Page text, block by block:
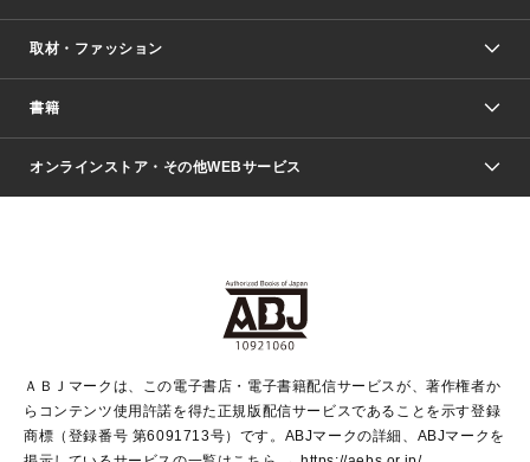
少年マンガ
Vジャンプ
ジャンプルーキー！
ジャンプTOON
週刊ヤングジャンプ
ウルトラジャンプ
少女マンガ
リマコミ＋
月刊オフィスユー
取材・ファッション
Seventeen
LEE
Marisol
芸能・情報・スポーツ
パラスポ＋！
書籍
文芸・文庫・総合
青春と読書
アジア人物史
集英社新書
集英社新書プラス
ライトノベル・ノベライズ
集英社Webマガジン Cobalt
集英社オレンジ文庫
シフォン文庫
集英社みらい文庫
オンラインストア・その他WEBサービス
SHUEISHA MANGA-ART HERITAGE
HAPPY PLUS STORE
EDITOR'S LAB
ＡＢＪマークは、この電子書店・電子書籍配信サービスが、著作権者か
らコンテンツ使用許諾を得た正規版配信サービスであることを示す登録
商標（登録番号 第6091713号）です。ABJマークの詳細、ABJマークを